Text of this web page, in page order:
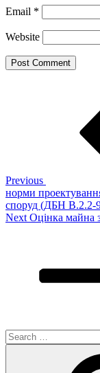
Email *
Website
Previous
норми
споруд (ДБН В.2.2-
Next
Next Оцінка майна
Search
for: